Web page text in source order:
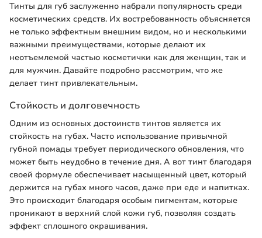
Тинты для губ заслуженно набрали популярность среди
косметических средств. Их востребованность объясняется
не только эффектным внешним видом, но и несколькими
важными преимуществами, которые делают их
неотъемлемой частью косметички как для женщин, так и
для мужчин. Давайте подробно рассмотрим, что же
делает тинт привлекательным.
Стойкость и долговечность
Одним из основных достоинств тинтов является их
стойкость на губах. Часто использование привычной
губной помады требует периодического обновления, что
может быть неудобно в течение дня. А вот тинт благодаря
своей формуле обеспечивает насыщенный цвет, который
держится на губах много часов, даже при еде и напитках.
Это происходит благодаря особым пигментам, которые
проникают в верхний слой кожи губ, позволяя создать
эффект сплошного окрашивания.